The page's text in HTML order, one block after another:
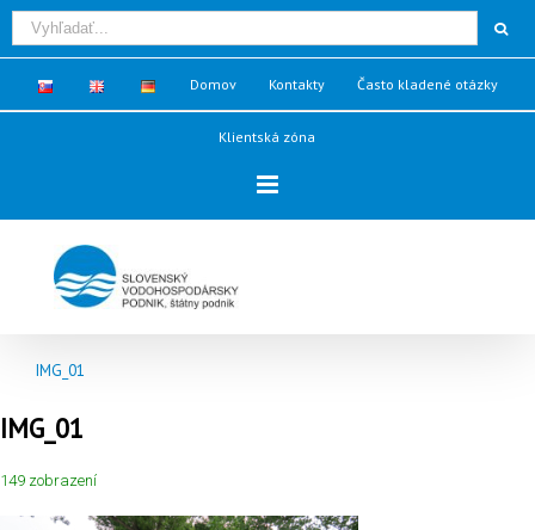
Domov Kontakty Často kladené otázky
Klientská zóna
IMG_01
IMG_01
149 zobrazení